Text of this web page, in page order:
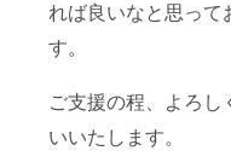
れば良いなと思って
す。
ご支援の程、よろし
いいたします。